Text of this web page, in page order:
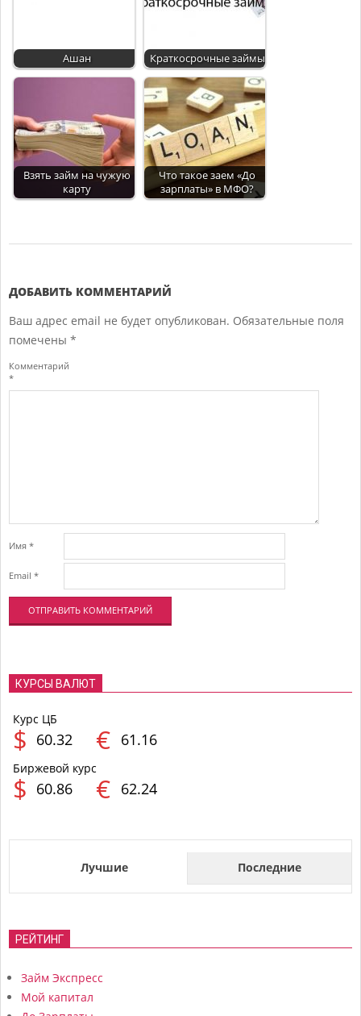
Ашан Краткосрочные займы
Взять займ на чужую
карту
Что такое заем «До
зарплаты» в МФО?
27
ДОБАВИТЬ КОММЕНТАРИЙ
Ваш адрес email не будет опубликован. Обязательные поля
помечены *
Комментарий
*
Имя *
Email *
КУРСЫ ВАЛЮТ
Курс ЦБ
$ 60.32 € 61.16
Биржевой курс
$ 60.86 € 62.24
Лучшие Последние
РЕЙТИНГ
Займ Экспресс
Мой капитал